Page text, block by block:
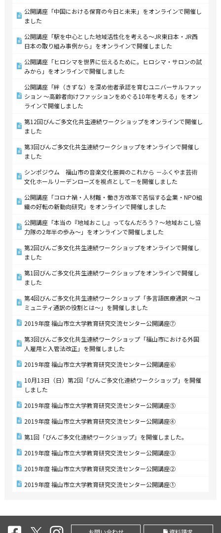
公開講座「中国における保育の今日と未来」をオンラインで開催し
ました
公開講座「駅を中心とした地域活性化を考える～JR東日本・JR西
日本の取り組み事例から」をオンラインで開催しました
公開講座「ヒロシマを世界に伝えるために。ヒロシマ・サロンの試
みから」をオンラインで開催しました
公開講座「絆（きずな）を深め他者承認を育むユニバーサルファッ
ション ～高齢者向けファッションをめぐる10年を考える」をオン
ラインで開催しました
第12回びんご多文化共生連続ワークショップをオンラインで開催し
ました
第3回びんご多文化共生連続ワークショップをオンラインで開催し
ました
シンポジウム 福山市の音楽文化振興のこれから －ふくやま芸術
文化ホールリーデンローズを視点として－を開催しました
公開講座「コロナ禍・人材難・働き方改革で苦悩する企業・NPO組
織の好転の新動向研究」をオンラインで開催しました
公開講座「本当の『地域おこし』ってなんだろう？～地域おこし協
力隊の2年半の歩み～」をオンラインで開催しました
第2回びんご多文化共生連続ワークショップをオンラインで開催し
ました
第1回びんご多文化共生連続ワークショップをオンラインで開催し
ました
第4回びんご多文化共生連続ワークショップ「多言語医療通訳 ～コ
ミュニティ通訳の役割とは～」を開催しました
2019年度 福山市立大学教育研究交流センター公開講座⑦
第3回びんご多文化共生連続ワークショップ「福山市における外国
人雇用と入管法改正」を開催しました
2019年度 福山市立大学教育研究交流センター公開講座⑥
10月13日（日）第2回「びんご多文化連続ワークショップ」を開催
しました
2019年度 福山市立大学教育研究交流センター公開講座⑤
2019年度 福山市立大学教育研究交流センター公開講座④
第1回「びんご多文化連続ワークショップ」を開催しました。
2019年度 福山市立大学教育研究交流センター公開講座③
2019年度 福山市立大学教育研究交流センター公開講座②
2019年度 福山市立大学教育研究交流センター公開講座①